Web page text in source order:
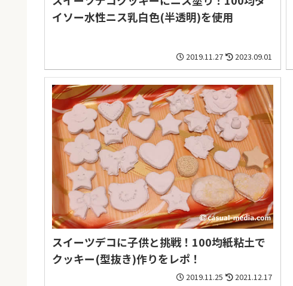
イソー水性ニス乳白色(半透明)を使用
2019.11.27 2023.09.01
スイーツデコに子供と挑戦！100均紙粘土で
クッキー(型抜き)作りをレポ！
2019.11.25 2021.12.17